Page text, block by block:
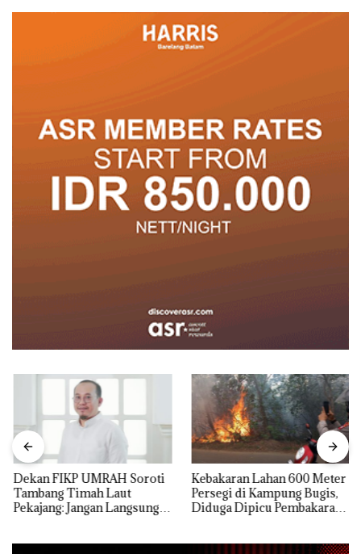
Dekan FIKP UMRAH Soroti
Tambang Timah Laut
Pekajang: Jangan Langsung
Kebakaran Lahan 600 Meter
Persegi di Kampung Bugis,
Diduga Dipicu Pembakaran